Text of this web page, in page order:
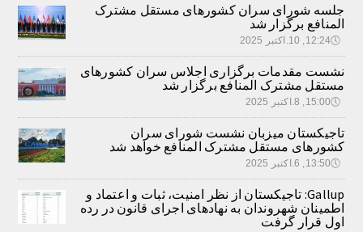
جلسه شورای سران کشورهای مستقل مشترک
المنافع برگزار شد
🕔12:24, 10.اکتبر 2025
نشست مقدمات برگزاری اجلاس سران کشورهای
مستقل مشترک المنافع برگزار شد
🕔15:00, 8.اکتبر 2025
تاجیکستان میزبان نشست شورای سران
کشورهای مستقل مشترک المنافع خواهد شد
🕔13:50, 6.اکتبر 2025
Gallup: تاجیکستان از نظر امنیت، ثبات و اعتماد و
اطمینان شهروندان به نهادهای اجرای قانون در رده
اول قرار گرفت